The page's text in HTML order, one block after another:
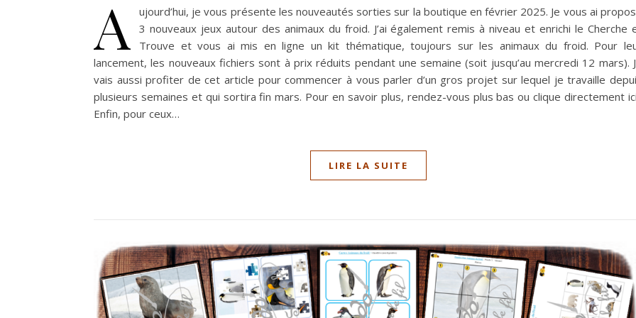
A
ujourd’hui, je vous présente les nouveautés sorties sur la boutique en février 2025. Je vous ai
3 nouveaux jeux autour des animaux du froid. J’ai également remis à niveau et enrichi le Cherche
Trouve et vous ai mis en ligne un kit thématique, toujours sur les animaux du froid. Pour
lancement, les nouveaux fichiers sont à prix réduits pendant une semaine (soit jusqu’au mercredi 12 mars).
vais aussi profiter de cet article pour commencer à vous parler d’un gros projet sur lequel je travaille
plusieurs semaines et qui sortira fin mars. Pour en savoir plus, rendez-vous plus bas ou clique directement
Enfin, pour ceux…
LIRE LA SUITE